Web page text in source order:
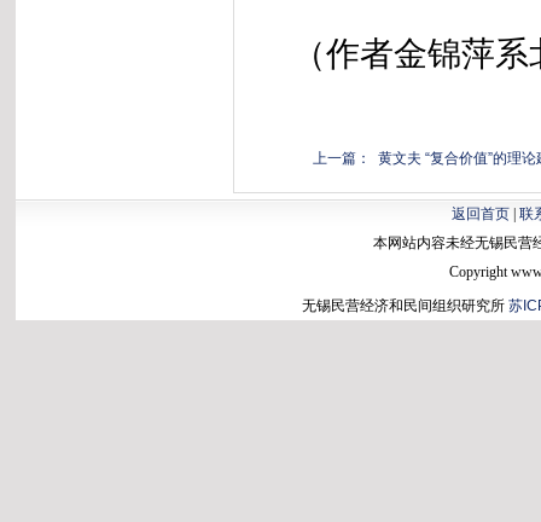
（作者金锦萍系
上一篇： 黄文夫 “复合价值”的理
返回首页| 联
本网站内容未经无锡民营
Copyright
无锡民营经济和民间组织研究所 苏